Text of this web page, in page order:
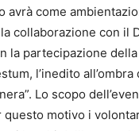
avrà come
collaborazione con il
la partecipazione
l’inedito
Lo scopo
motivo i